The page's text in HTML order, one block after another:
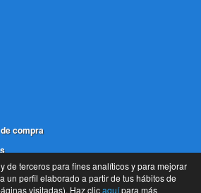
compra
981 173 772
de terceros para fines analíticos y para mejorar
un perfil elaborado a partir de tus hábitos de
visitadas). Haz clicaquípara más